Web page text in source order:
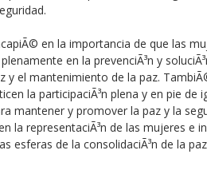
en la importancia de que las
en la prevenciÃ³n y
y el mantenimiento de la paz.
la participaciÃ³n plena y en pie de
mantener y promover la paz y la
la representaciÃ³n de las mujeres e
esferas de la consolidaciÃ³n de la